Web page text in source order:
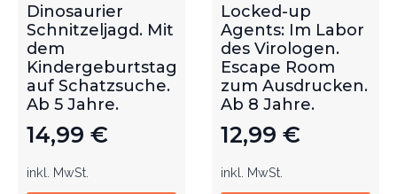
Dinosaurier
Schnitzeljagd. Mit
dem
Kindergeburtstag
auf Schatzsuche.
Ab 5 Jahre.
14,99 €
inkl. MwSt.
Locked-up
Agents: Im Labor
des Virologen.
Escape Room
zum Ausdrucken.
Ab 8 Jahre.
12,99 €
inkl. MwSt.